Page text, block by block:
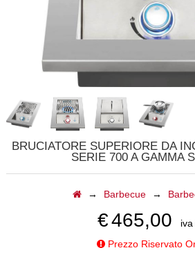
BRUCIATORE SUPERIORE DA
SERIE 700 A GAMMA
→ Barbecue →
€465,00
iva
Prezzo Riservato